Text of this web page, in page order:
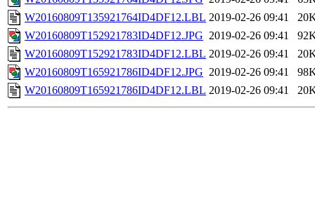
W20160809T135921764ID4DF12.LBL 2019-02-26 09:41
W20160809T152921783ID4DF12.JPG 2019-02-26 09:41
W20160809T152921783ID4DF12.LBL 2019-02-26 09:41
W20160809T165921786ID4DF12.JPG 2019-02-26 09:41
W20160809T165921786ID4DF12.LBL 2019-02-26 09:41